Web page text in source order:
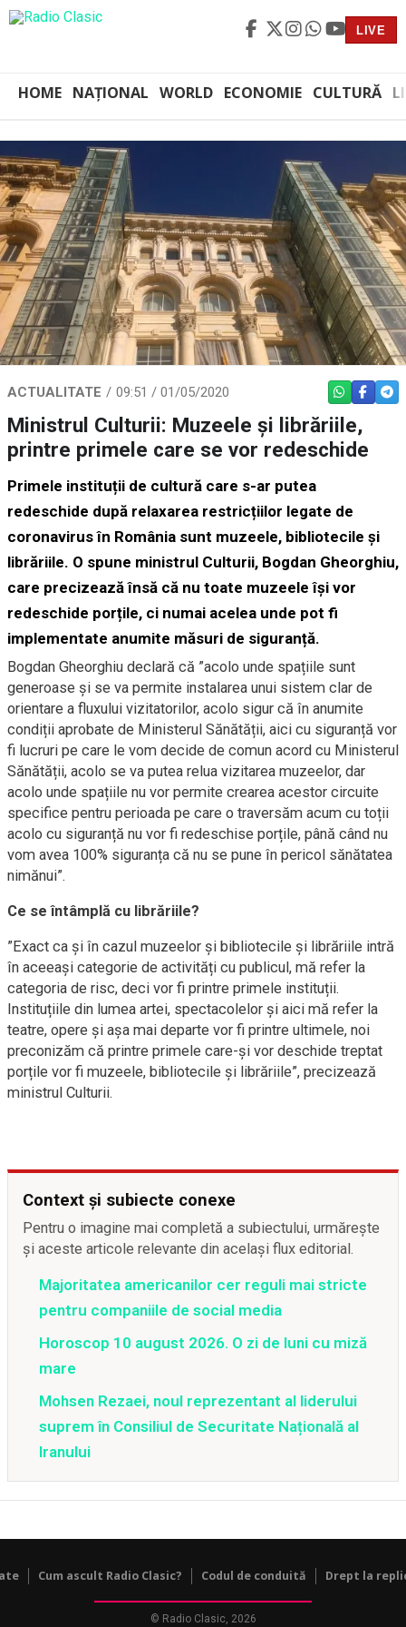
LIVE
HOME NAȚIONAL WORLD ECONOMIE CULTURĂ
ACTUALITATE 09:51 / 01/05/2020 WHATSAPP
Ministrul Culturii: Muzeele și librăriile,
printre primele care se vor redeschide
Primele instituții de cultură care s-ar putea
redeschide după relaxarea restricțiilor legate de
coronavirus în România sunt muzeele, bibliotecile și
librăriile. O spune ministrul Culturii, Bogdan Gheorghiu,
care precizează însă că nu toate muzeele își vor
redeschide porțile, ci numai acelea unde pot fi
implementate anumite măsuri de siguranță.
Bogdan Gheorghiu declară că ”acolo unde spațiile sunt
generoase și se va permite instalarea unui sistem clar de
orientare a fluxului vizitatorilor, acolo sigur că în anumite
condiții aprobate de Ministerul Sănătății, aici cu siguranță vor
fi lucruri pe care le vom decide de comun acord cu Ministerul
Sănătății, acolo se va putea relua vizitarea muzeelor, dar
acolo unde spațiile nu vor permite crearea acestor circuite
specifice pentru perioada pe care o traversăm acum cu toții
acolo cu siguranță nu vor fi redeschise porțile, până când nu
vom avea 100% siguranța că nu se pune în pericol sănătatea
nimănui”.
Ce se întâmplă cu librăriile?
”Exact ca și în cazul muzeelor și bibliotecile și librăriile intră
în aceeași categorie de activități cu publicul, mă refer la
categoria de risc, deci vor fi printre primele instituții.
Instituțiile din lumea artei, spectacolelor și aici mă refer la
teatre, opere și așa mai departe vor fi printre ultimele, noi
preconizăm că printre primele care-și vor deschide treptat
porțile vor fi muzeele, bibliotecile și librăriile”, precizează
ministrul Culturii.
Context și subiecte conexe
Pentru o imagine mai completă a subiectului, urmărește
și aceste articole relevante din același flux editorial.
Majoritatea americanilor cer reguli mai stricte
pentru companiile de social media
Horoscop 10 august 2026. O zi de luni cu miză
mare
Mohsen Rezaei, noul reprezentant al liderului
suprem în Consiliul de Securitate Națională al
Iranului
Cum ascult Radio Clasic? Codul de conduită Drept la
© Radio Clasic, 2026